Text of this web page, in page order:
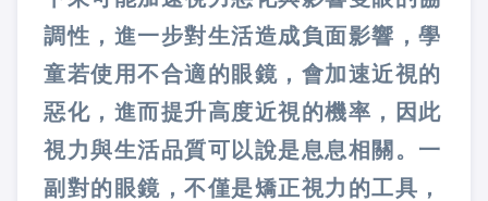
調性，進一步對生活造成負面影響，學
童若使用不合適的眼鏡，會加速近視的
惡化，進而提升高度近視的機率，因此
視力與生活品質可以說是息息相關。一
副對的眼鏡，不僅是矯正視力的工具，